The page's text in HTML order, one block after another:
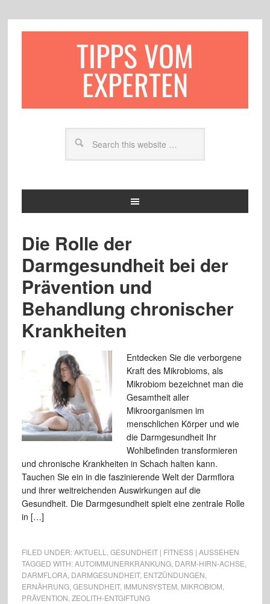
TIPPS VOM
EXPERTEN
Die Rolle der
Darmgesundheit bei der
Prävention und
Behandlung chronischer
Krankheiten
Entdecken Sie die verborgene
Kraft des Mikrobioms, als
Mikrobiom bezeichnet man die
Gesamtheit aller
Mikroorganismen im
menschlichen Körper und wie
die Darmgesundheit Ihr
Wohlbefinden transformieren
und chronische Krankheiten in Schach halten kann.
Tauchen Sie ein in die faszinierende Welt der Darmflora
und ihrer weitreichenden Auswirkungen auf die
Gesundheit. Die Darmgesundheit spielt eine zentrale Rolle
in […]
FILED UNDER:AKTUELL
GESUNDHEIT | FITNESS | AUSSEHEN
TAGGED WITH:AUTOIMMUNERKRANKUNG, DARM-HIRN-ACHSE
DARMFLORA, DARMGESUNDHEIT, ENTZÜNDUNGEN
ERNÄHRUNG, GESUNDHEIT, IMMUNSYSTEM MIKROBIOM
PRÄVENTION ZEOLITH-ENTGIFTUNG